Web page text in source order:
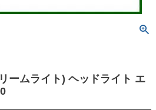
ームライト) ヘッドライト エ